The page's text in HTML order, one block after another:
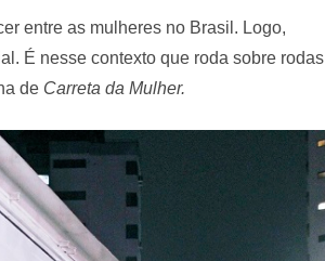
entre as mulheres no Brasil. Logo,
É nesse contexto que roda sobre rodas
de Carreta da Mulher.